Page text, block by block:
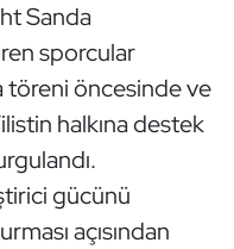
Sanda
sporcular
töreni öncesinde ve
halkına destek
gücünü
açısından